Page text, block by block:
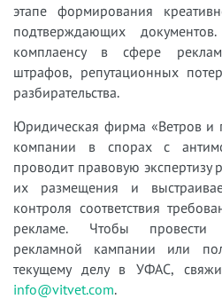
этапе формирования
подтверждающих
комплаенсу в сфере
штрафов, репутационных
разбирательства.
Юридическая фирма «Ветров и
компании в спорах с
проводит правовую экспертизу
их размещения и
контроля соответствия
рекламе. Чтобы провести
рекламной кампании или
текущему делу в УФАС,
info@vitvet.com.